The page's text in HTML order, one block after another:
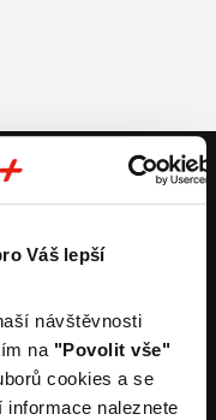
Váš lepší
návštěvnosti
na "Povolit vše"
cookies a se
naleznete
infolinky
vůz
ocenit
výkupu vozu